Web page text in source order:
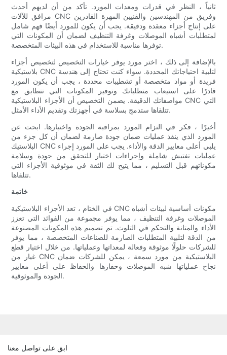
ثانياً ، النظر في قدرات ومعدات المورد. تأكد من أن لديهم أحدث
مرافق للآلات CNC وفريق من المهندسين والفنيين المهرة القادرين
على إنتاج أجزاء معقدة ودقيقة. يجب أن يكون للمورد أيضًا فهم شامل
لمتطلبات أشباه الموصلات وغرفة التنظيف لضمان أن المكونات التي
توفرها مناسبة للاستخدام في هذه البيئات المتخصصة.
بالإضافة إلى ذلك ، اختر مورد يوفر خيارات التخصيص لتخصيص أجزاء
بلاستيكية CNC لتلبية احتياجاتك المحددة. سواء كنت تحتاج إلى هندسة
فريدة أو مواد متخصصة أو تشطيبات محددة ، يجب أن يكون المورد
قادرًا على استيعاب متطلباتك وتوفير المكونات التي تتطابق مع
مواصفاتك الدقيقة. يضمن التخصيص أن الأجزاء البلاستيكية CNC التي
تتلقاها ستدمج بسلاسة في أجهزتك وتقديم الأداء الأمثل.
أخيرًا ، فكر في التزام المورد بمراقبة الجودة واختبارها. ابحث عن
المورد الذي ينفذ عمليات ضمان جودة صارمة لضمان أن كل جزء من
البلاستيك CNC يلبي أعلى معايير الدقة والأداء. يجب على المورد إجراء
عمليات تفتيش شاملة وإجراءات اختبار للتحقق من جودة وسلامة
مكوناتهم قبل التسليم ، مما يتيح لك الثقة في موثوقية الأجزاء التي
تتلقاها.
خاتمة
في الختام ، تعد الأجزاء البلاستيكية CNC مكونات أساسية لبيئات أشباه
الموصلات وغرفة التنظيف ، مما يوفر مجموعة من الفوائد التي تعزز
الأداء والمتانة والتحكم في التلوث. تم تصميم هذه المكونات المصنوعة
من الدقة لتلبية المتطلبات الصارمة للصناعات المتخصصة ، مما يوفر
للشركات حلولًا موثوقة وفعالة لمعداتها وعملياتها. من خلال اختيار قطع
غيار من CNC البلاستيكية من مورد سمعة ، يمكن للشركات ضمان
نجاح عملياتها شبه الموصلات وحفازها والحفاظ على أعلى معايير
الجودة والموثوقية.
ابق على تواصل معنا